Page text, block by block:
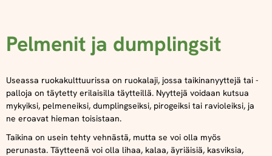
Pelmenit ja dumplingsit
Useassa ruokakulttuurissa on ruokalaji, jossa taikinanyyttejä tai -
palloja on täytetty erilaisilla täytteillä. Nyyttejä voidaan kutsua
mykyiksi, pelmeneiksi, dumplingseiksi, pirogeiksi tai ravioleiksi, ja
ne eroavat hieman toisistaan.
Taikina on usein tehty vehnästä, mutta se voi olla myös
perunasta. Täytteenä voi olla lihaa, kalaa, äyriäisiä, kasviksia,